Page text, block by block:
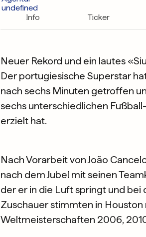
Info Ticker
Neuer Rekord und ein lautes
Der portugiesische Superstar
nach sechs Minuten getroffen
sechs unterschiedlichen
erzielt hat.
Nach Vorarbeit von João
nach dem Jubel mit seinen
der er in die Luft springt und
Zuschauer stimmten in
Weltmeisterschaften 2006,